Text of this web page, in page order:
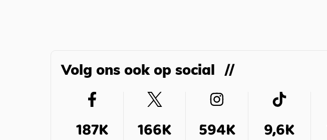
Volg ons ook op social
187K 166K 594K 9,6K